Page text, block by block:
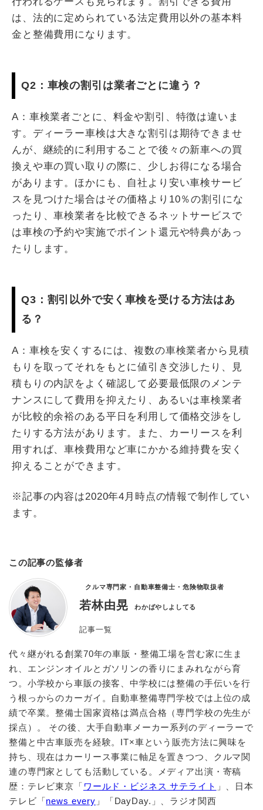
は、法的に定められている法定費用以外の基本料
金と整備費用になります。
Q2：車検の割引は業者ごとに違う？
A：車検業者ごとに、料金や割引、特徴は違いま
す。ディーラー車検は大きな割引は期待できませ
んが、継続的に利用することで後々の新車への買
換えや車の買い取りの際に、少しお得になる場合
があります。ほかにも、自社より安い車検サービ
スを見つけた場合はその価格より10％の割引にな
ったり、車検業者を比較できるネットサービスで
は車検の予約や実施でポイント還元や特典があっ
たりします。
Q3：割引以外で安く車検を受ける方法はあ
る？
A：車検を安くするには、複数の車検業者から見積
もりを取ってそれをもとに値引き交渉したり、見
積もりの内訳をよく確認して必要最低限のメンテ
ナンスにして費用を抑えたり、あるいは車検業者
が比較的余裕のある平日を利用して価格交渉をし
たりする方法があります。また、カーリースを利
用すれば、車検費用など車にかかる維持費を安く
抑えることができます。
※記事の内容は2020年4月時点の情報で制作してい
ます。
この記事の監修者
クルマ専門家・自動車整備士・危険物取扱者
若林由晃 わかばやしよしてる
記事一覧
代々継がれる創業70年の車販・整備工場を営む家に生ま
れ、エンジンオイルとガソリンの香りにまみれながら育
つ。小学校から車販の接客、中学校には整備の手伝いを行
う根っからのカーガイ。自動車整備専門学校では上位の成
績で卒業。整備士国家資格は満点合格（専門学校の先生が
採点）。 その後、大手自動車メーカー系列のディーラーで
整備と中古車販売を経験。IT×車という販売方法に興味を
持ち、現在はカーリース事業に軸足を置きつつ、クルマ関
連の専門家としても活動している。メディア出演・寄稿
歴：テレビ東京「 ワールド・ビジネス サテライト 」、日本
テレビ「news every 」「DayDay.」、ラジオ関西